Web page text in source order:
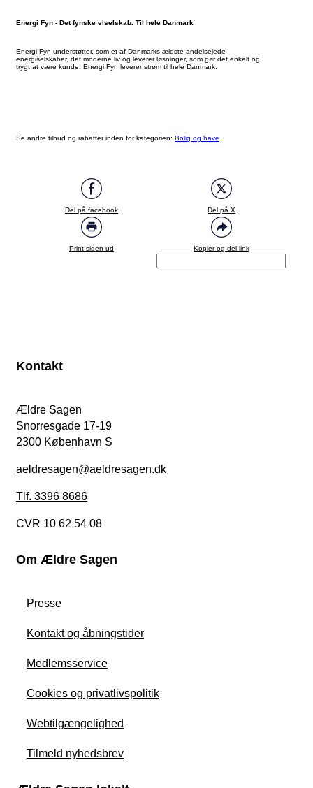
Energi Fyn - Det fynske elselskab. Til hele Danmark
Energi Fyn understøtter, som et af Danmarks ældste andelsejede
energiselskaber, det moderne liv og leverer løsninger, som gør det enkelt og
trygt at være kunde. Energi Fyn leverer strøm til hele Danmark.
Se andre tilbud og rabatter inden for kategorien: Bolig og have
Del på facebook Del på X
Print siden ud Kopier og del link
Kontakt
Ældre Sagen
Snorresgade 17-19
2300 København S
aeldresagen@aeldresagen.dk
Tlf. 3396 8686
CVR 10 62 54 08
Om Ældre Sagen
Presse
Kontakt og åbningstider
Medlemsservice
Cookies og privatlivspolitik
Webtilgængelighed
Tilmeld nyhedsbrev